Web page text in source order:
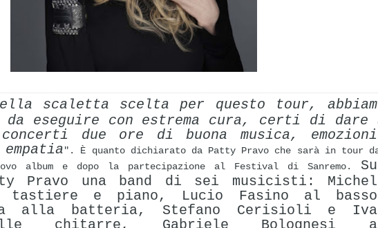
scaletta scelta per questo tour,
eseguire con estrema cura, certi di dare
due ore di buona musica,
". È quanto dichiarato da Patty Pravo che sarà in tour
album e dopo la partecipazione al Festival di Sanremo.
Pravo una band di sei musicisti:
tastiere e piano, Lucio Fasino al
alla batteria, Stefano Cerisioli e
alle chitarre, Gabriele Bolognesi